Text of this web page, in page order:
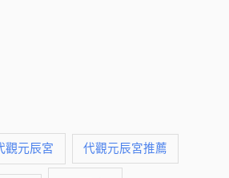
觀元辰宮 代觀元辰宮推薦